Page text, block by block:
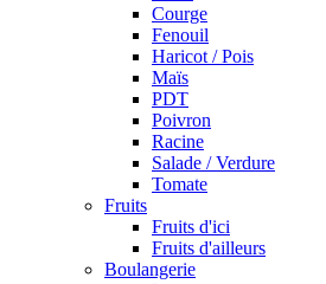
Courge
Fenouil
Haricot / Pois
Maïs
PDT
Poivron
Racine
Salade / Verdure
Tomate
Fruits
Fruits d'ici
Fruits d'ailleurs
Boulangerie